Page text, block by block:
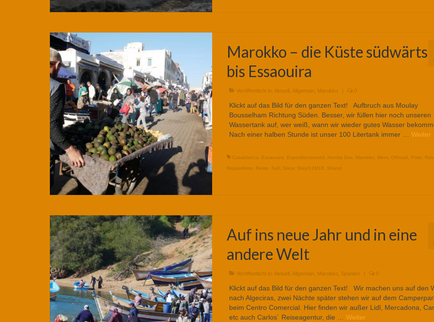
Marokko – die Küste südwärts
bis Essaouira
Veröffentlicht in: Aktuell Allgemein Marokko 0
Klickt auf das Bild für den ganzen Text! Aufbruch aus Moulay
Bousselham Richtung Süden. Besser, wir füllen hier noch unseren
Wassertank auf, wer weiß, wann wir wieder gutes Wasser
Nach einer halben Stunde ist unser 100 Litertank immer … Weiter
Casablanca, Essaouira, Expeditionsmobil , Honda Dax, Marokko, Meer, Offroad, Piste,
Rappelkiste, Reise, Safi , Steyr, Steyr12M18, Strand
Auf ins neue Jahr und in eine
andere Welt
Veröffentlicht in: Aktuell, Allgemein Marokko, Spanien | 0
Klickt auf das Bild für den ganzen Text! Wir machen uns auf den
nach Algeciras, zwei Nächte später stehen wir auf dem
beim Centro Comercial. Hier finden wir außer Lidl, Mercadona,
etc auch Carlos´ Reiseagentur, die … Weiter